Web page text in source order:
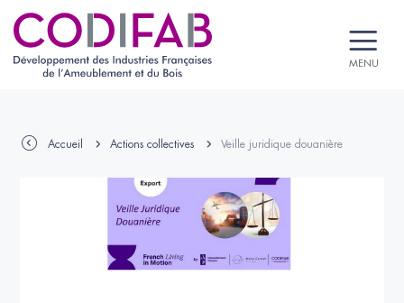
MENU
Accueil Actions collectives Veille juridique douanière